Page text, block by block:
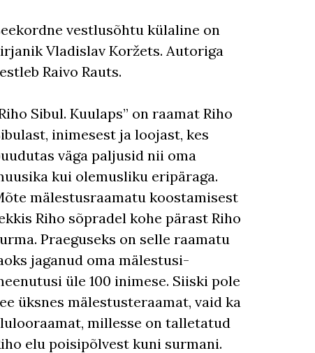
vestlusõhtu külaline on
Vladislav Koržets. Autoriga
Raivo Rauts.
Sibul. Kuulaps” on raamat Riho
inimesest ja loojast, kes
väga paljusid nii oma
kui olemusliku eripäraga.
mälestusraamatu koostamisest
Riho sõpradel kohe pärast Riho
Praeguseks on selle raamatu
jaganud oma mälestusi-
üle 100 inimese. Siiski pole
üksnes mälestusteraamat, vaid ka
millesse on talletatud
elu poisipõlvest kuni surmani.